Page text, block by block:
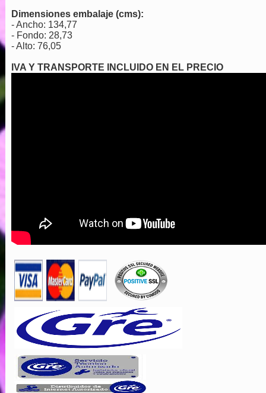
Dimensiones embalaje (cms):
- Ancho: 134,77
- Fondo: 28,73
- Alto: 76,05
IVA Y TRANSPORTE INCLUIDO EN EL PRECIO